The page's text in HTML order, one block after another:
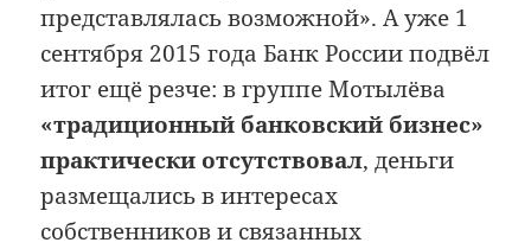
представлялась возможной». А уже 1
сентября 2015 года Банк России подвёл
итог ещё резче: в группе Мотылёва
«традиционный банковский бизнес»
практически отсутствовал, деньги
размещались в интересах
собственников и связанных